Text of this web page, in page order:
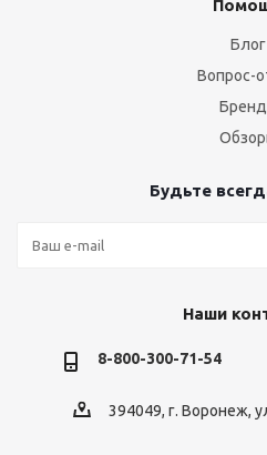
Блог
Вопрос-
Будьте
Наши
8-800-300-71-54
394049, г. Воронеж,